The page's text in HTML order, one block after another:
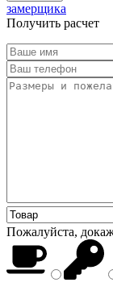
замерщика
Получить расчет
Пожалуйста,